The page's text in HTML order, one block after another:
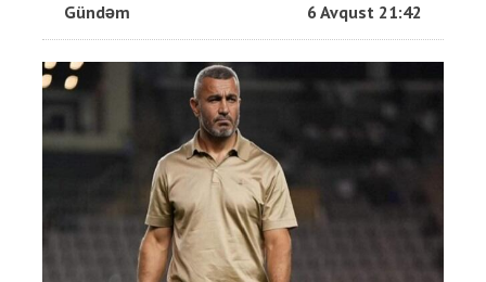
Gündəm 6 Avqust 21:42